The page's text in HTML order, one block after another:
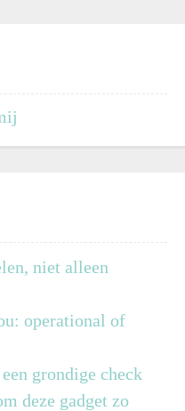
niet alleen
operational of
grondige check
deze gadget zo